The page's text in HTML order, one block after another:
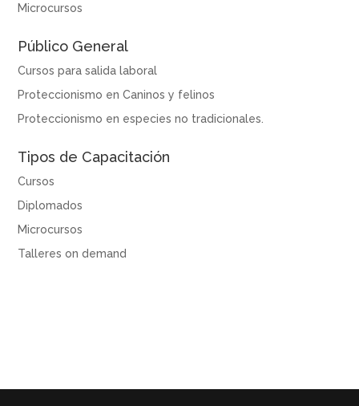
Microcursos
Público General
Cursos para salida laboral
Proteccionismo en Caninos y felinos
Proteccionismo en especies no tradicionales.
Tipos de Capacitación
Cursos
Diplomados
Microcursos
Talleres on demand